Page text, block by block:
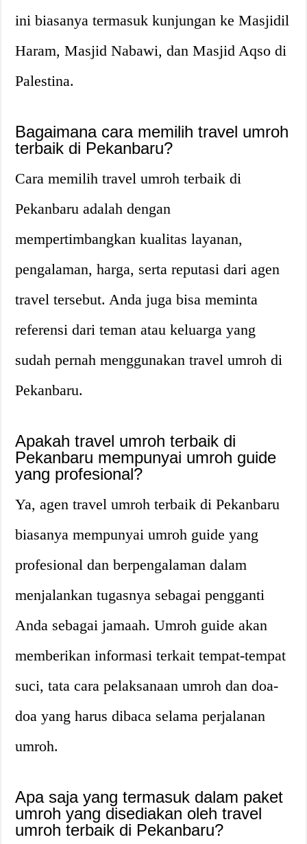
ini biasanya termasuk kunjungan ke Masjidil
Haram, Masjid Nabawi, dan Masjid Aqso di
Palestina.
Bagaimana cara memilih travel umroh
terbaik di Pekanbaru?
Cara memilih travel umroh terbaik di
Pekanbaru adalah dengan
mempertimbangkan kualitas layanan,
pengalaman, harga, serta reputasi dari agen
travel tersebut. Anda juga bisa meminta
referensi dari teman atau keluarga yang
sudah pernah menggunakan travel umroh di
Pekanbaru.
Apakah travel umroh terbaik di
Pekanbaru mempunyai umroh guide
yang profesional?
Ya, agen travel umroh terbaik di Pekanbaru
biasanya mempunyai umroh guide yang
profesional dan berpengalaman dalam
menjalankan tugasnya sebagai pengganti
Anda sebagai jamaah. Umroh guide akan
memberikan informasi terkait tempat-tempat
suci, tata cara pelaksanaan umroh dan doa-
doa yang harus dibaca selama perjalanan
umroh.
Apa saja yang termasuk dalam paket
umroh yang disediakan oleh travel
umroh terbaik di Pekanbaru?